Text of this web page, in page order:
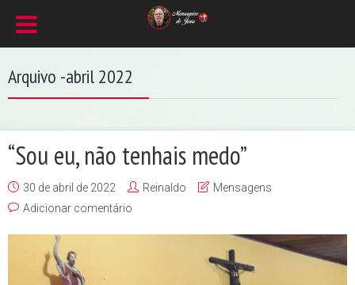
Arquivo -abril 2022
“Sou eu, não tenhais medo”
30 de abril de 2022 Reinaldo
Mensagens
Adicionar comentário